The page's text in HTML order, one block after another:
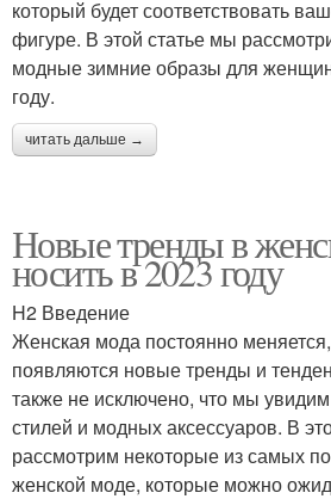
который будет соответствовать
фигуре. В этой статье мы
модные зимние образы для
году.
читать дальше →
Новые тренды в
носить в 2023 году
H2 Введение
Женская мода постоянно
появляются новые тренды и
также не исключено, что мы
стилей и модных аксессуаров. В
рассмотрим некоторые из самых
женской моде, которые можно